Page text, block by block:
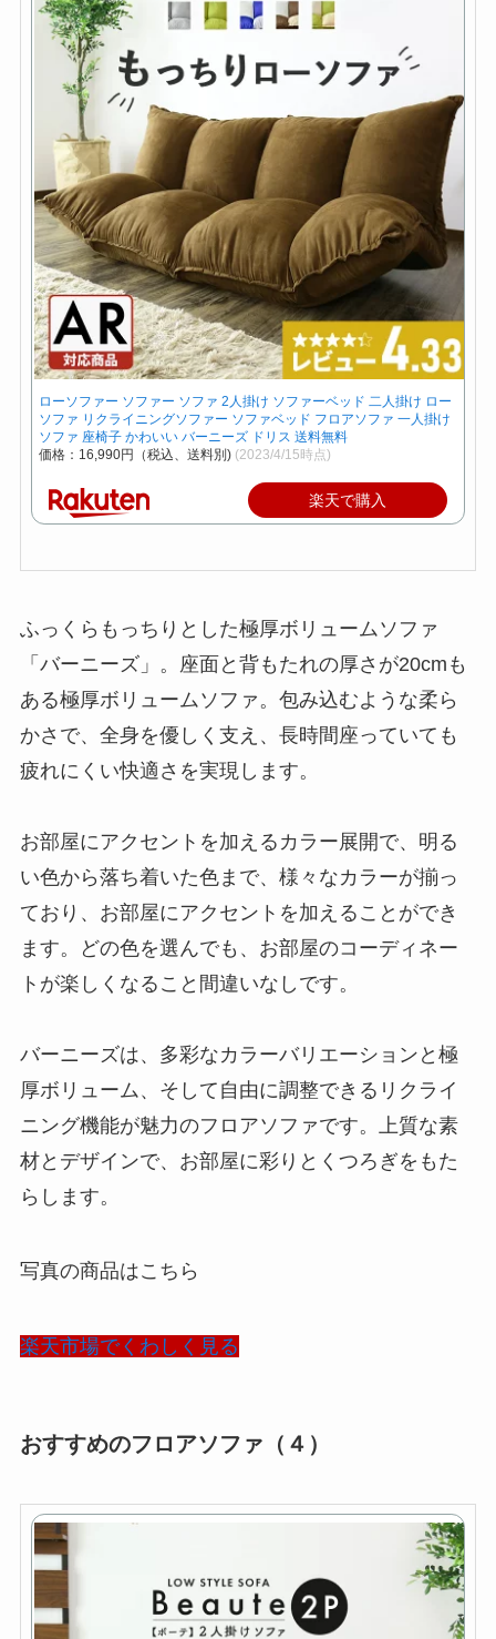
ローソファー ソファー ソファ 2人掛け ソファーベッド 二人掛け ロー
ソファ リクライニングソファー ソファベッド フロアソファ 一人掛け
ソファ 座椅子 かわいい バーニーズ ドリス 送料無料
価格：16,990円（税込、送料別) (2023/4/15時点)
楽天で購入
ふっくらもっちりとした極厚ボリュームソファ
「バーニーズ」。座面と背もたれの厚さが20cmも
ある極厚ボリュームソファ。包み込むような柔ら
かさで、全身を優しく支え、長時間座っていても
疲れにくい快適さを実現します。
お部屋にアクセントを加えるカラー展開で、明る
い色から落ち着いた色まで、様々なカラーが揃っ
ており、お部屋にアクセントを加えることができ
ます。どの色を選んでも、お部屋のコーディネー
トが楽しくなること間違いなしです。
バーニーズは、多彩なカラーバリエーションと極
厚ボリューム、そして自由に調整できるリクライ
ニング機能が魅力のフロアソファです。上質な素
材とデザインで、お部屋に彩りとくつろぎをもた
らします。
写真の商品はこちら
楽天市場でくわしく見る
おすすめのフロアソファ（４）